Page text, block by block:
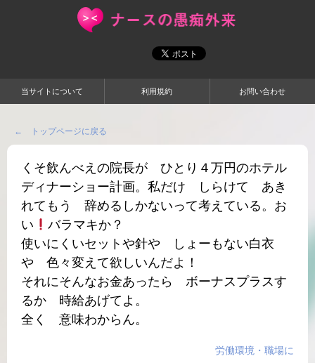
当サイトについて 利用規約 お問い合わせ
← トップページに戻る
くそ飲んべえの院長が ひとり４万円のホテル
ディナーショー計画。私だけ しらけて あき
れてもう 辞めるしかないって考えている。お
い
バラマキか？
使いにくいセットや針や しょーもない白衣
や 色々変えて欲しいんだよ！
それにそんなお金あったら ボーナスプラスす
るか 時給あげてよ。
全く 意味わからん。
労働環境・職場に